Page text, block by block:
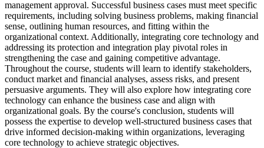
management approval. Successful business cases must meet specific
requirements, including solving business problems, making financial
sense, outlining human resources, and fitting within the
organizational context. Additionally, integrating core technology and
addressing its protection and integration play pivotal roles in
strengthening the case and gaining competitive advantage.
Throughout the course, students will learn to identify stakeholders,
conduct market and financial analyses, assess risks, and present
persuasive arguments. They will also explore how integrating core
technology can enhance the business case and align with
organizational goals. By the course's conclusion, students will
possess the expertise to develop well-structured business cases that
drive informed decision-making within organizations, leveraging
core technology to achieve strategic objectives.